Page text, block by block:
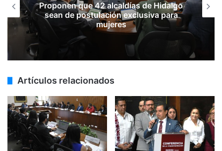
Proponen que 42 alcaldías de Hidalgo
sean de postulación exclusiva para
mujeres
Artículos relacionados